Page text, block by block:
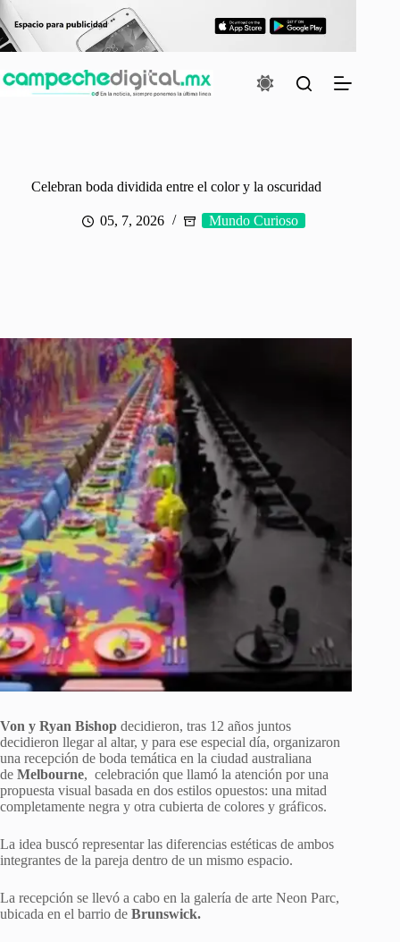
Saltar
al
contenido
Celebran boda dividida entre el color y la oscuridad
05, 7, 2026 Mundo Curioso
Von y Ryan Bishop decidieron, tras 12 años juntos
decidieron llegar al altar, y para ese especial día, organizaron
una recepción de boda temática en la ciudad australiana
de Melbourne, celebración que llamó la atención por una
propuesta visual basada en dos estilos opuestos: una mitad
completamente negra y otra cubierta de colores y gráficos.
La idea buscó representar las diferencias estéticas de ambos
integrantes de la pareja dentro de un mismo espacio.
La recepción se llevó a cabo en la galería de arte Neon Parc,
ubicada en el barrio de Brunswick.